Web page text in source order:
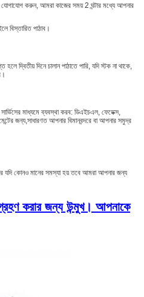
যোগাযোগ করুন, আমরা কাজের সময় 2 ঘন্টার মধ্যে আপনার
বিস্তারিত পাঠাব।
দ্বিতীয় দিনে চালান পাঠাতে পারি, যদি স্টক না থাকে,
মাধ্যমে ব্যবস্থা করব: ডিএইচএল, ফেডেক্স,
জন্য,সাধারণত আপনার বিমানবন্দরে বা আপনার সমুদ্র
যদি কোনও মানের সমস্যা হয় তবে আমরা আপনার জন্য
করার জন্য উন্মুখ। আপনাকে